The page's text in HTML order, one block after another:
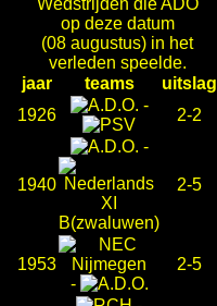
Wedstrijden die ADO
op deze datum
(08 augustus) in het
verleden speelde.
jaar
teams
uitslag
1926
-
2-2
1940
-
2-5
1953
-
2-5